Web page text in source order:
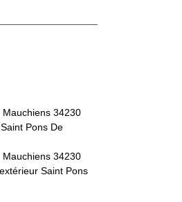
34230
Pons De
34230
Saint Pons